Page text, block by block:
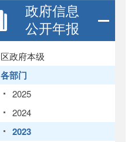
政府信息
公开年报
区政府本级
各部门
2025
2024
2023